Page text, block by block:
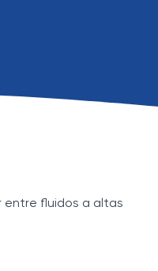
entre fluidos a altas